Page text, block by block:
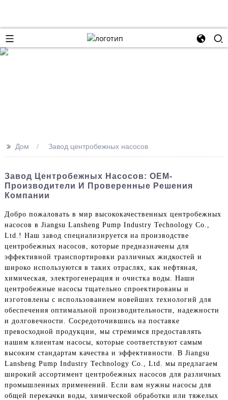
>> Дом Завод центробежных насосов
Завод Центробежных Насосов: OEM-
Производители И Проверенные Решения
Компании
Добро пожаловать в мир высококачественных центробежных
насосов в Jiangsu Lansheng Pump Industry Technology Co.,
Ltd.! Наш завод специализируется на производстве
центробежных насосов, которые предназначены для
эффективной транспортировки различных жидкостей и
широко используются в таких отраслях, как нефтяная,
химическая, электрогенерация и очистка воды. Наши
центробежные насосы тщательно спроектированы и
изготовлены с использованием новейших технологий для
обеспечения оптимальной производительности, надежности
и долговечности. Сосредоточившись на поставке
превосходной продукции, мы стремимся предоставлять
нашим клиентам насосы, которые соответствуют самым
высоким стандартам качества и эффективности. В Jiangsu
Lansheng Pump Industry Technology Co., Ltd. мы предлагаем
широкий ассортимент центробежных насосов для различных
промышленных применений. Если вам нужны насосы для
общей перекачки воды, химической обработки или тяжелых